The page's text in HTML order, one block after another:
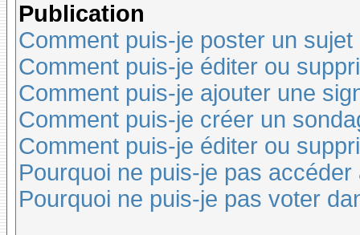
Publication
Comment puis-je poster un
Comment puis-je éditer ou
Comment puis-je ajouter une
Comment puis-je créer un
Comment puis-je éditer ou
Pourquoi ne puis-je pas accéder
Pourquoi ne puis-je pas voter